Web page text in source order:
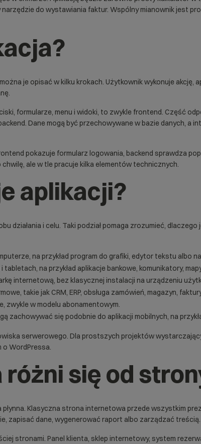
do wystawiania faktur. Wspólny mianownik jest
je opisać w kilku krokach. Użytkownik wykonuje
formularze, menu i widoki, to zwykle frontend. Część
. Dane mogą być przechowywane w bazie danych, a
pokazuje formularz logowania, backend sprawdza
ale w tle pracuje kilka elementów technicznych.
aplikacji?
działania i celu. Taki podział pomaga zrozumieć,
na przykład program do grafiki, edytor tekstu albo
tabletach, na przykład aplikacje bankowe, komunikatory,
internetową, bez klasycznej instalacji na urządzeniu
takie jak CRM, ERP, obsługa zamówień, magazyn,
zwykle w modelu abonamentowym.
zachowywać się podobnie do aplikacji mobilnych, na
serwerowego. Dla prostszych projektów
o WordPressa.
różni się od
Klasyczna strona internetowa przede wszystkim
zapisać dane, wygenerować raport albo zarządzać treścią.
stronami. Panel klienta, sklep internetowy, system